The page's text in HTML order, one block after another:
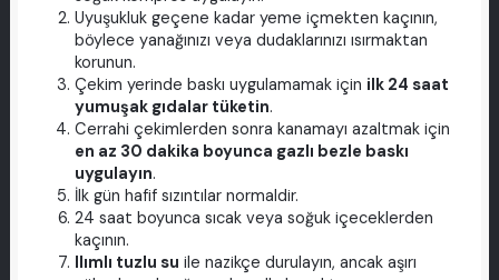
Uyuşukluk geçene kadar yeme içmekten kaçının,
böylece yanağınızı veya dudaklarınızı ısırmaktan
korunun.
Çekim yerinde baskı uygulamamak için ilk 24 saat
yumuşak gıdalar tüketin.
Cerrahi çekimlerden sonra kanamayı azaltmak için
en az 30 dakika boyunca gazlı bezle baskı
uygulayın.
İlk gün hafif sızıntılar normaldir.
24 saat boyunca sıcak veya soğuk içeceklerden
kaçının.
Ilımlı tuzlu su ile nazikçe durulayın, ancak aşırı